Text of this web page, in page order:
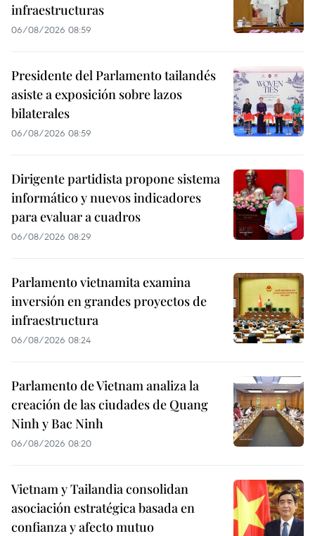
infraestructuras
06/08/2026 08:59
Presidente del Parlamento tailandés
asiste a exposición sobre lazos
bilaterales
06/08/2026 08:59
Dirigente partidista propone sistema
informático y nuevos indicadores
para evaluar a cuadros
06/08/2026 08:29
Parlamento vietnamita examina
inversión en grandes proyectos de
infraestructura
06/08/2026 08:24
Parlamento de Vietnam analiza la
creación de las ciudades de Quang
Ninh y Bac Ninh
06/08/2026 08:20
Vietnam y Tailandia consolidan
asociación estratégica basada en
confianza y afecto mutuo